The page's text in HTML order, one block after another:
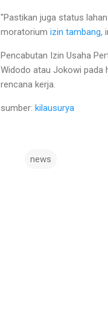
"Pastikan juga status
moratorium izin tambang,
Pencabutan Izin Usaha
Widodo atau Jokowi pada
rencana kerja.
sumber: kilausurya
news